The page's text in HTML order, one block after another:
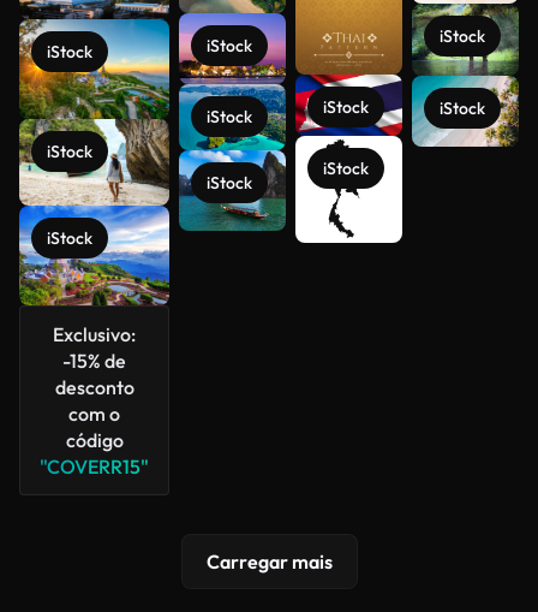
iStock
iStock
iStock
Exclusivo:
-15% de
desconto
com o
código
"COVERR15"
iStock
iStock
iStock
iStock
iStock
iStock
iStock
Carregar mais